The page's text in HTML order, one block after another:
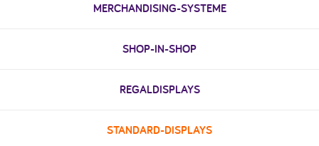
MERCHANDISING-SYSTEME
SHOP-IN-SHOP
REGALDISPLAYS
STANDARD-DISPLAYS